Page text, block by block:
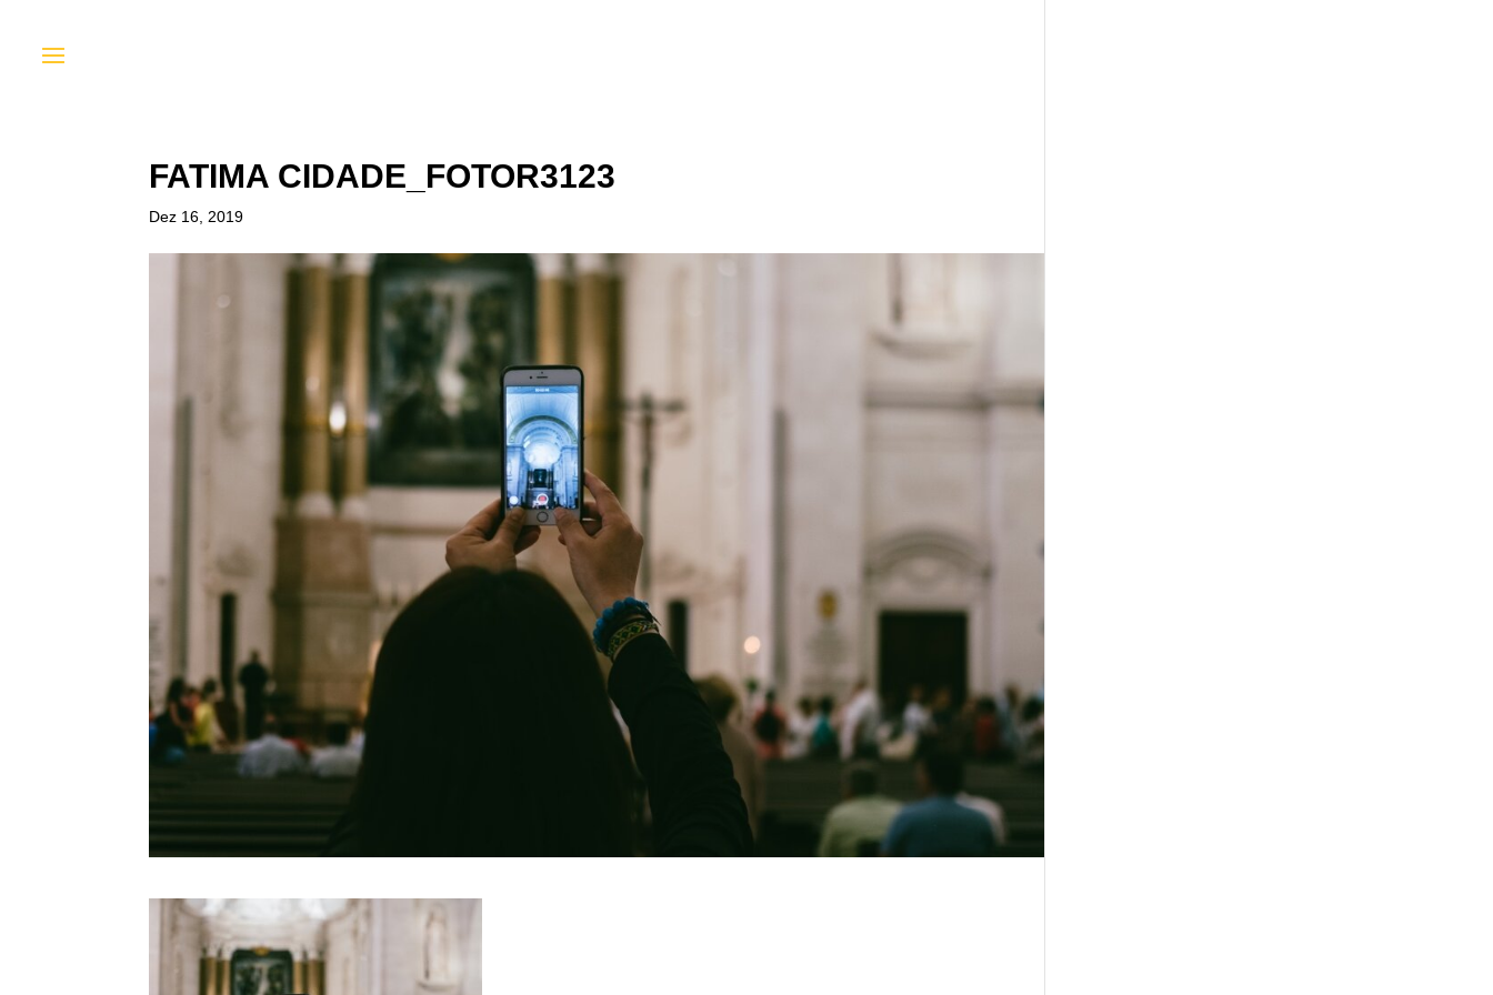
FATIMA CIDADE_FOTOR3123
Dez 16, 2019